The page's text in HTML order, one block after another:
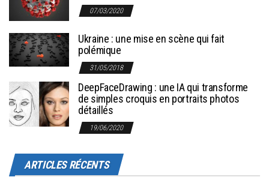
07/03/2020
Ukraine : une mise en scène qui fait
polémique
31/05/2018
DeepFaceDrawing : une IA qui transforme
de simples croquis en portraits photos
détaillés
19/06/2020
ARTICLES RÉCENTS